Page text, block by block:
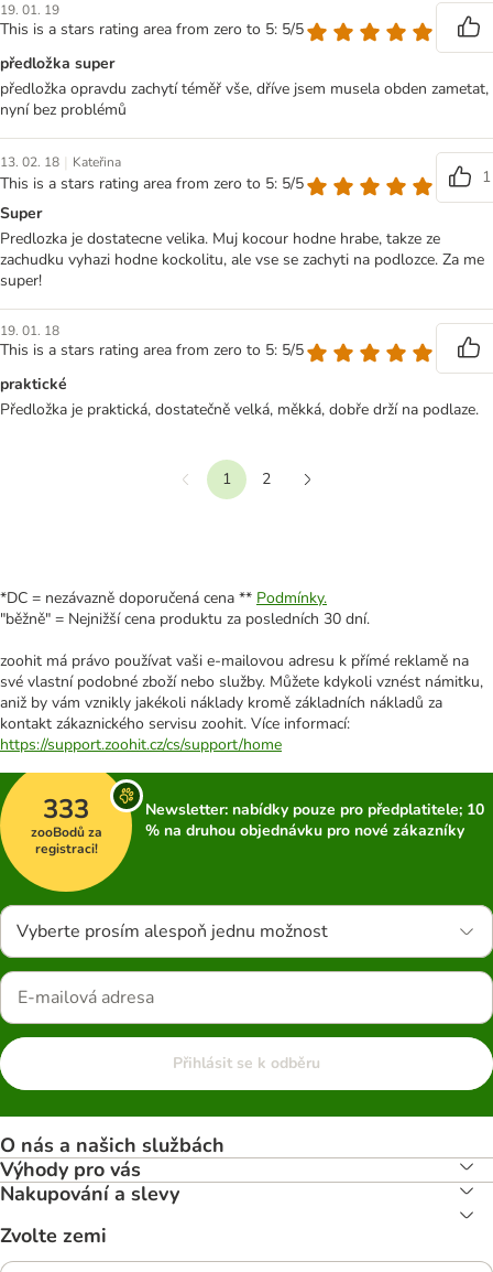
19. 01. 19
This is a stars rating area from zero to 5: 5/5
předložka super
předložka opravdu zachytí téměř vše, dříve jsem musela obden zametat,
nyní bez problémů
13. 02. 18 | Kateřina
This is a stars rating area from zero to 5: 5/5
1
Super
Predlozka je dostatecne velika. Muj kocour hodne hrabe, takze ze
zachudku vyhazi hodne kockolitu, ale vse se zachyti na podlozce. Za me
super!
19. 01. 18
This is a stars rating area from zero to 5: 5/5
praktické
Předložka je praktická, dostatečně velká, měkká, dobře drží na podlaze.
Předchozí
1
2
*DC = nezávazně doporučená cena ** Podmínky.
"běžně" = Nejnižší cena produktu za posledních 30 dní.
zoohit má právo používat vaši e-mailovou adresu k přímé reklamě na
své vlastní podobné zboží nebo služby. Můžete kdykoli vznést námitku,
aniž by vám vznikly jakékoli náklady kromě základních nákladů za
kontakt zákaznického servisu zoohit. Více informací:
https://support.zoohit.cz/cs/support/home
333
zooBodů za
registraci!
Newsletter: nabídky pouze pro předplatitele; 10
% na druhou objednávku pro nové zákazníky
Vyberte prosím alespoň jednu možnost
Přihlásit se k odběru
O nás a našich službách
Výhody pro vás
Nakupování a slevy
Zvolte zemi